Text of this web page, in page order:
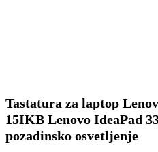
Tastatura za laptop
15IKB Lenovo IdeaPad
pozadinsko osvetljenje